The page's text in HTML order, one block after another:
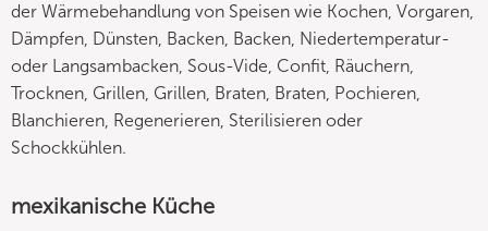
der Wärmebehandlung von Speisen wie Kochen, Vorgaren,
Dämpfen, Dünsten, Backen, Backen, Niedertemperatur-
oder Langsambacken, Sous-Vide, Confit, Räuchern,
Trocknen, Grillen, Grillen, Braten, Braten, Pochieren,
Blanchieren, Regenerieren, Sterilisieren oder
Schockkühlen.
mexikanische Küche